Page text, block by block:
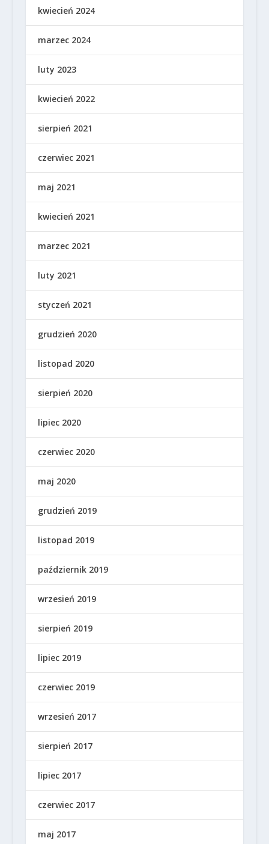
kwiecień 2024
marzec 2024
luty 2023
kwiecień 2022
sierpień 2021
czerwiec 2021
maj 2021
kwiecień 2021
marzec 2021
luty 2021
styczeń 2021
grudzień 2020
listopad 2020
sierpień 2020
lipiec 2020
czerwiec 2020
maj 2020
grudzień 2019
listopad 2019
październik 2019
wrzesień 2019
sierpień 2019
lipiec 2019
czerwiec 2019
wrzesień 2017
sierpień 2017
lipiec 2017
czerwiec 2017
maj 2017